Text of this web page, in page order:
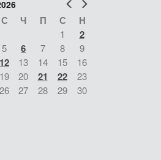
Попер
С Ч П С Н
1 2
5 6 7 8
9
12 13 14 15
16
19 20 21 22
23
26 27 28 29
30